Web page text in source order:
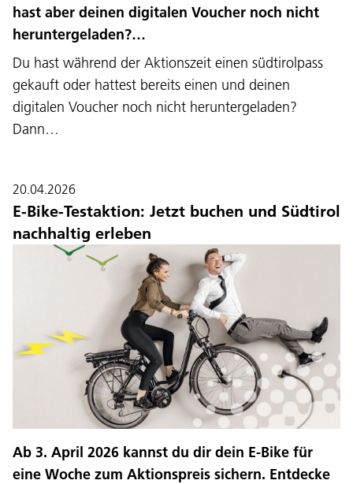
hast aber deinen digitalen Voucher noch nicht
heruntergeladen?…
Du hast während der Aktionszeit einen südtirolpass
gekauft oder hattest bereits einen und deinen
digitalen Voucher noch nicht heruntergeladen?
Dann…
20.04.2026
E-Bike-Testaktion: Jetzt buchen und Südtirol
nachhaltig erleben
Ab 3. April 2026 kannst du dir dein E-Bike für
eine Woche zum Aktionspreis sichern. Entdecke